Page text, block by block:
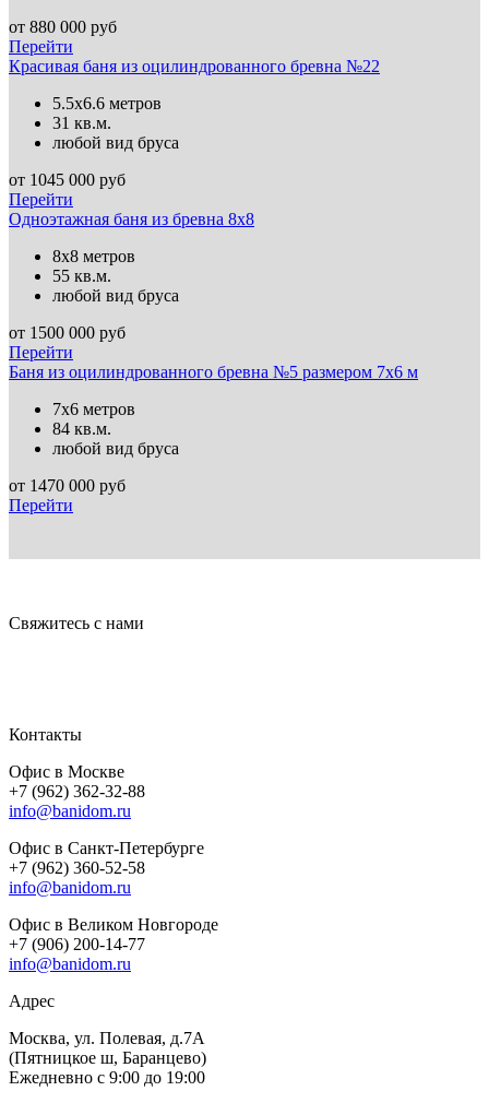
от 880 000 руб
Перейти
Красивая баня из оцилиндрованного бревна №22
5.5х6.6 метров
31 кв.м.
любой вид бруса
от 1045 000 руб
Перейти
Одноэтажная баня из бревна 8х8
8х8 метров
55 кв.м.
любой вид бруса
от 1500 000 руб
Перейти
Баня из оцилиндрованного бревна №5 размером 7х6 м
7х6 метров
84 кв.м.
любой вид бруса
от 1470 000 руб
Перейти
Свяжитесь с нами
Контакты
Офис в Москве
+7 (962) 362-32-88
info@banidom.ru
Офис в Санкт-Петербурге
+7 (962) 360-52-58
info@banidom.ru
Офис в Великом Новгороде
+7 (906) 200-14-77
info@banidom.ru
Адрес
Москва, ул. Полевая, д.7А
(Пятницкое ш, Баранцево)
Ежедневно с 9:00 до 19:00